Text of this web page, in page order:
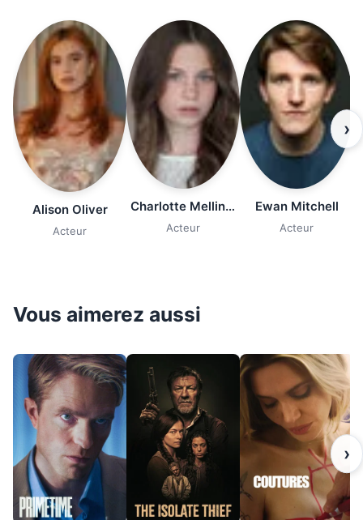
Alison Oliver
Acteur
Charlotte Mellington
Acteur
Ewan Mitchell
Acteur
›
Vous aimerez aussi
›